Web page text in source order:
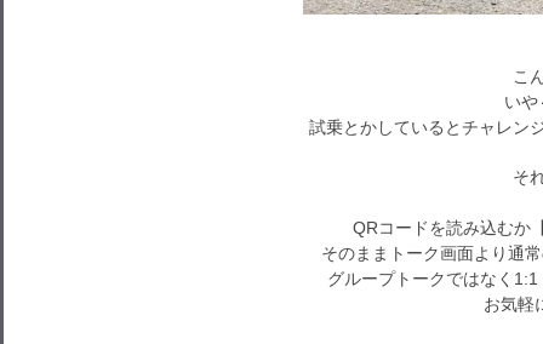
こ
いや
試乗とかしているとチャレン
そ
QRコードを読み込むか
そのままトーク画面より通
グループトークではなく
お気軽